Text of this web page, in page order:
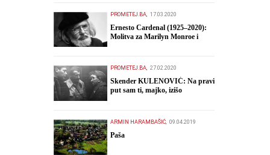
PROMETEJ.BA, 17.03.2020
Ernesto Cardenal (1925–2020):
Molitva za Marilyn Monroe i
PROMETEJ.BA, 27.02.2020
Skender KULENOVIĆ: Na pravi
put sam ti, majko, izišo
ARMIN HARAMBAŠIĆ, 09.04.2019
Paša